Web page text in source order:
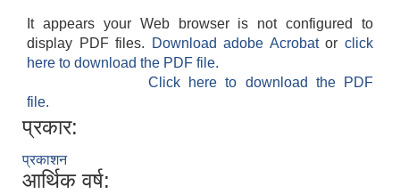
It appears your Web browser is not configured to
display PDF files.
Download adobe Acrobatorclick
here to download the PDF file.
Click here to download the PDF
file.
प्रकार:
प्रकाशन
आर्थिक वर्ष: